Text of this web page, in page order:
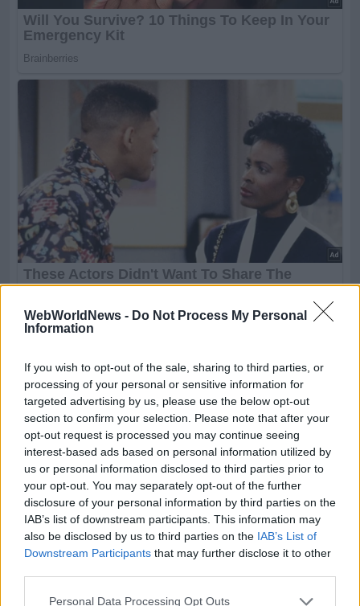
WebWorldNews - Do Not Process My Personal
Information
If you wish to opt-out of the sale, sharing to third parties, or
processing of your personal or sensitive information for
targeted advertising by us, please use the below opt-out
section to confirm your selection. Please note that after your
opt-out request is processed you may continue seeing
interest-based ads based on personal information utilized by
us or personal information disclosed to third parties prior to
your opt-out. You may separately opt-out of the further
disclosure of your personal information by third parties on the
IAB’s list of downstream participants. This information may
also be disclosed by us to third parties on the IAB’s List of
Downstream Participants that may further disclose it to other
Personal Data Processing Opt Outs